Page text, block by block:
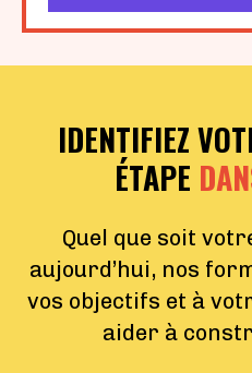
IDENTIFIEZ
ÉTAPE
Quel que soit
aujourd’hui, nos
vos objectifs et à
aider à